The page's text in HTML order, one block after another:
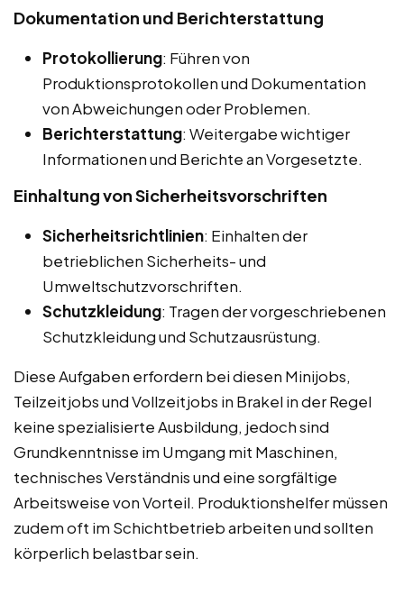
Dokumentation und Berichterstattung
Protokollierung: Führen von
Produktionsprotokollen und Dokumentation
von Abweichungen oder Problemen.
Berichterstattung: Weitergabe wichtiger
Informationen und Berichte an Vorgesetzte.
Einhaltung von Sicherheitsvorschriften
Sicherheitsrichtlinien: Einhalten der
betrieblichen Sicherheits- und
Umweltschutzvorschriften.
Schutzkleidung: Tragen der vorgeschriebenen
Schutzkleidung und Schutzausrüstung.
Diese Aufgaben erfordern bei diesen Minijobs,
Teilzeitjobs und Vollzeitjobs in Brakel in der Regel
keine spezialisierte Ausbildung, jedoch sind
Grundkenntnisse im Umgang mit Maschinen,
technisches Verständnis und eine sorgfältige
Arbeitsweise von Vorteil. Produktionshelfer müssen
zudem oft im Schichtbetrieb arbeiten und sollten
körperlich belastbar sein.